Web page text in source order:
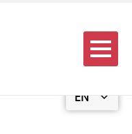
EN
Menu